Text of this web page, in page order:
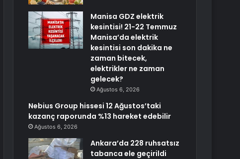
Manisa GDZ elektrik
kesintisi! 21-22 Temmuz
Manisa’da elektrik
kesintisi son dakika ne
zaman bitecek,
elektrikler ne zaman
gelecek?
Ağustos 6, 2026
Nebius Group hissesi 12 Ağustos’taki
kazanç raporunda %13 hareket edebilir
Ağustos 6, 2026
Ankara’da 228 ruhsatsız
tabanca ele geçirildi